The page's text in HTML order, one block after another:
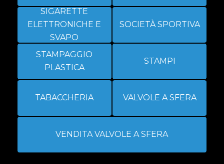
SIGARETTE
ELETTRONICHE E
SVAPO
SOCIETÀ SPORTIVA
STAMPAGGIO
PLASTICA
STAMPI
TABACCHERIA VALVOLE A SFERA
VENDITA VALVOLE A SFERA